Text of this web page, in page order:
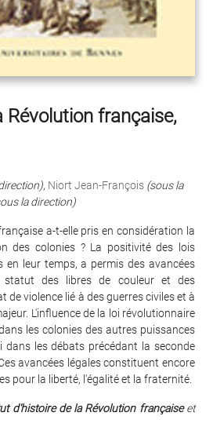
Révolution française,
, Niort Jean-François (sous la
la direction)
a-t-elle pris en considération la
des colonies ? La positivité des lois
en leur temps, a permis des avancées
statut des libres de couleur et des
de violence lié à des guerres civiles et à
L'influence de la loi révolutionnaire
les colonies des autres puissances
dans les débats précédant la seconde
avancées légales constituent encore
pour la liberté, l'égalité et la fraternité.
d'histoire de la Révolution françaiseet